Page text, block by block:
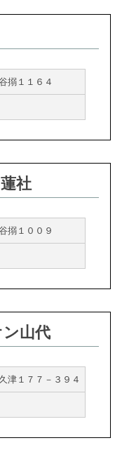
搦１１６４
社
搦１００９
山代
津１７７－３９４